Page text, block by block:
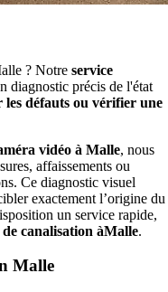
? Notre service
diagnostic précis de l'état
les défauts ou vérifier une
vidéo à Malle, nous
affaissements ou
Ce diagnostic visuel
exactement l’origine du
un service rapide,
de canalisation àMalle.
Malle